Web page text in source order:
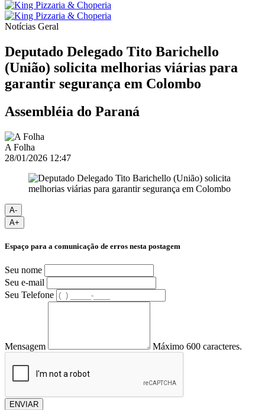
Notícias Geral
Deputado Delegado Tito Barichello
(União) solicita melhorias viárias para
garantir segurança em Colombo
Assembléia do Paraná
A Folha
28/01/2026 12:47
A-
A+
Espaço para a comunicação de erros nesta postagem
Seu nome
Seu e-mail
Seu Telefone
Mensagem Máximo 600 caracteres.
ENVIAR